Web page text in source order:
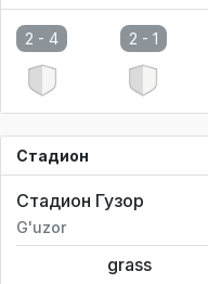
2 - 4 2 - 1
Стадион
Стадион Гузор
G'uzor
grass